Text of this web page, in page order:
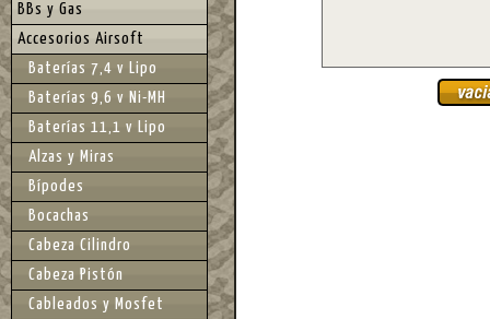
BBs y Gas
Accesorios Airsoft
Baterías 7,4 v Lipo
Baterías 9,6 v Ni-MH
Baterías 11,1 v Lipo
Alzas y Miras
Bípodes
Bocachas
Cabeza Cilindro
Cabeza Pistón
Cableados y Mosfet